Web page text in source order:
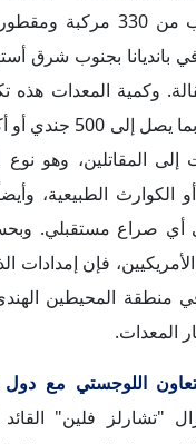
بجنوب شرق
نقالة. وكمية المعدات
ثلاث شركات لوجستية
المقاتلين، وهو نوع
أو الكوارث الطبيعية،
أي صراع مستقبلي.
فإن إمدادات
منطقة المحيطين الهندي
المعدات.
"تشارلز فلين" القائد